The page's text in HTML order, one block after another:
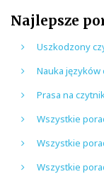
Najlepsze
Uszkodzony
Nauka
Prasa na
Wszystkie
Wszystkie
Wszystkie